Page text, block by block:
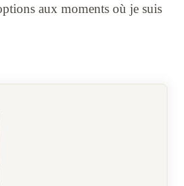
aux moments où je suis